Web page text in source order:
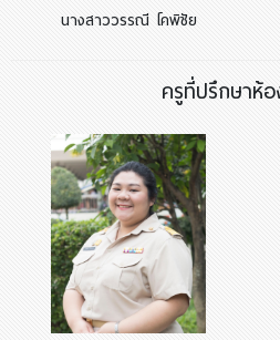
นางสาววรรณี โคพิชัย
ครูที่ปรึกษาห้